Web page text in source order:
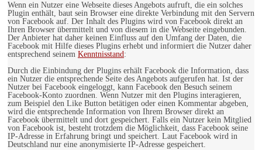
Wenn ein Nutzer eine Webseite dieses Angebots aufruft, die ein solches
Plugin enthält, baut sein Browser eine direkte Verbindung mit den Servern
von Facebook auf. Der Inhalt des Plugins wird von Facebook direkt an
Ihren Browser übermittelt und von diesem in die Webseite eingebunden.
Der Anbieter hat daher keinen Einfluss auf den Umfang der Daten, die
Facebook mit Hilfe dieses Plugins erhebt und informiert die Nutzer daher
entsprechend seinem Kenntnisstand:
Durch die Einbindung der Plugins erhält Facebook die Information, dass
ein Nutzer die entsprechende Seite des Angebots aufgerufen hat. Ist der
Nutzer bei Facebook eingeloggt, kann Facebook den Besuch seinem
Facebook-Konto zuordnen. Wenn Nutzer mit den Plugins interagieren,
zum Beispiel den Like Button betätigen oder einen Kommentar abgeben,
wird die entsprechende Information von Ihrem Browser direkt an
Facebook übermittelt und dort gespeichert. Falls ein Nutzer kein Mitglied
von Facebook ist, besteht trotzdem die Möglichkeit, dass Facebook seine
IP-Adresse in Erfahrung bringt und speichert. Laut Facebook wird in
Deutschland nur eine anonymisierte IP-Adresse gespeichert.